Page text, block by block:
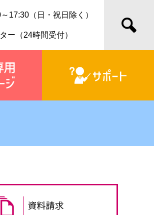
17:30（日・祝日除く）
ー（24時間受付）